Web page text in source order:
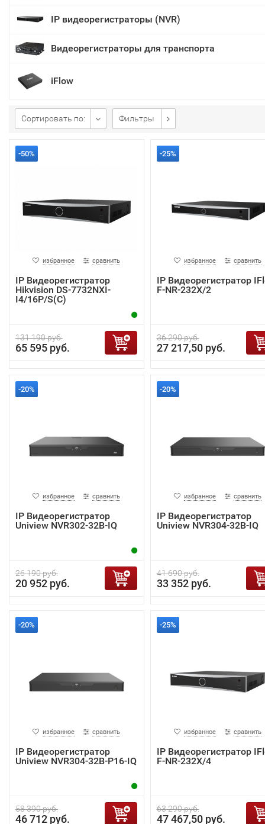
IP видеорегистраторы (NVR)
Видеорегистраторы для транспорта
iFlow
Сортировать по: Фильтры
-50%
избранное сравнить
IP Видеорегистратор
Hikvision DS-7732NXI-
I4/16P/S(C)
131 190 руб.
65 595 руб.
-25%
избранное сравнить
IP Видеорегистратор
F-NR-232X/2
36 290 руб.
27 217,50 руб.
-20%
избранное сравнить
IP Видеорегистратор
Uniview NVR302-32B-IQ
26 190 руб.
20 952 руб.
-20%
избранное сравнить
IP Видеорегистратор
Uniview NVR304-32B-IQ
41 690 руб.
33 352 руб.
-20%
избранное сравнить
IP Видеорегистратор
Uniview NVR304-32B-P16-IQ
58 390 руб.
46 712 руб.
-25%
избранное сравнить
IP Видеорегистратор
F-NR-232X/4
63 290 руб.
47 467,50 руб.